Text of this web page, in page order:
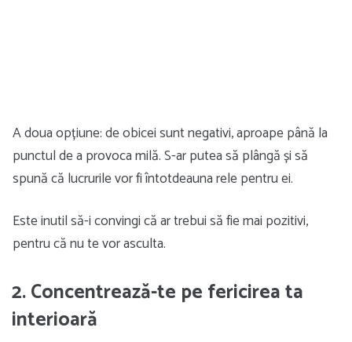
A doua opțiune: de obicei sunt negativi, aproape până la
punctul de a provoca milă. S-ar putea să plângă și să
spună că lucrurile vor fi întotdeauna rele pentru ei.
Este inutil să-i convingi că ar trebui să fie mai pozitivi,
pentru că nu te vor asculta.
2. Concentrează-te pe fericirea ta
interioară